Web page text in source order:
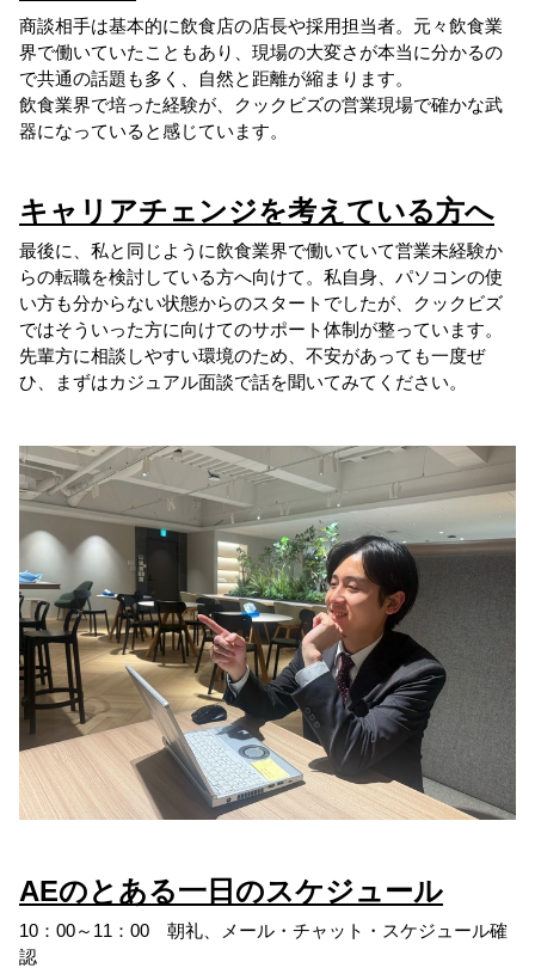
商談相手は基本的に飲食店の店長や採用担当者。元々飲食業
界で働いていたこともあり、現場の大変さが本当に分かるの
で共通の話題も多く、自然と距離が縮まります。
飲食業界で培った経験が、クックビズの営業現場で確かな武
器になっていると感じています。
キャリアチェンジを考えている方へ
最後に、私と同じように飲食業界で働いていて営業未経験か
らの転職を検討している方へ向けて。私自身、パソコンの使
い方も分からない状態からのスタートでしたが、クックビズ
ではそういった方に向けてのサポート体制が整っています。
先輩方に相談しやすい環境のため、不安があっても一度ぜ
ひ、まずはカジュアル面談で話を聞いてみてください。
AEのとある一日のスケジュール
10：00～11：00 朝礼、メール・チャット・スケジュール確
認